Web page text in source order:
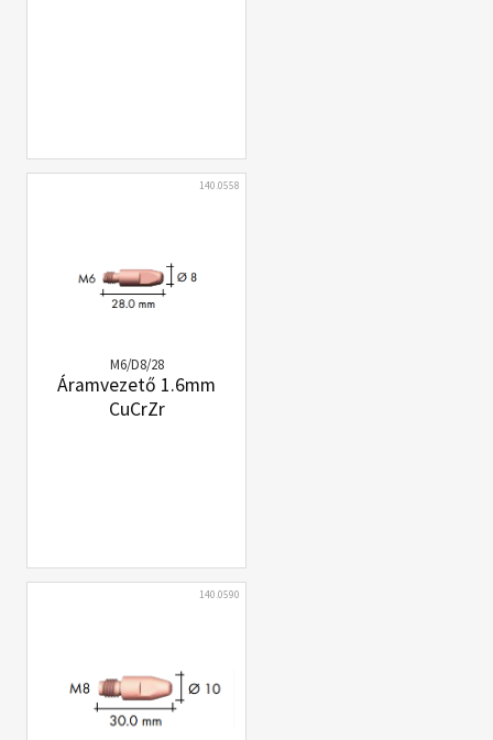
140.0558
M6/D8/28
Áramvezető 1.6mm
CuCrZr
140.0590